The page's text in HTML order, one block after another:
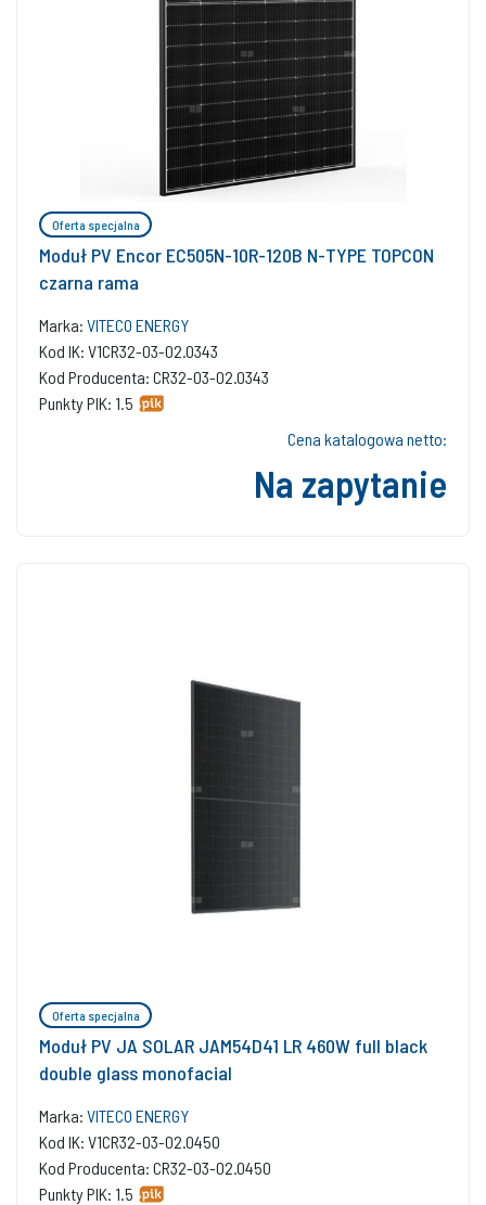
Oferta specjalna
Moduł PV Encor EC505N-10R-120B N-TYPE TOPCON
czarna rama
Marka: VITECO ENERGY
Kod IK: V1CR32-03-02.0343
Kod Producenta: CR32-03-02.0343
Punkty PIK: 1.5
Cena katalogowa netto:
Na zapytanie
Oferta specjalna
Moduł PV JA SOLAR JAM54D41 LR 460W full black
double glass monofacial
Marka: VITECO ENERGY
Kod IK: V1CR32-03-02.0450
Kod Producenta: CR32-03-02.0450
Punkty PIK: 1.5